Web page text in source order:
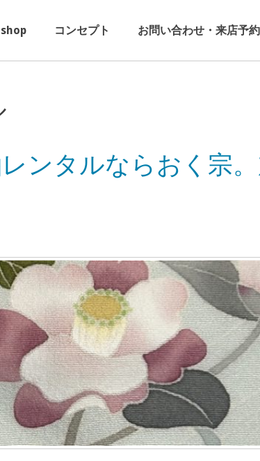
コンセプト お問い合わせ・来店予約
ンタルならおく宗